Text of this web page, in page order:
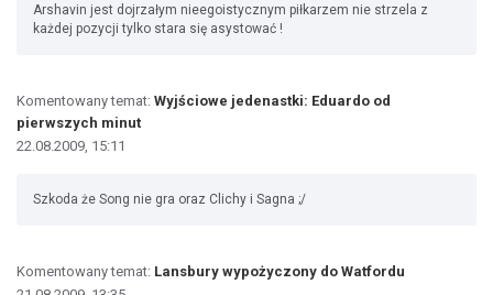
Arshavin jest dojrzałym nieegoistycznym piłkarzem nie strzela z
każdej pozycji tylko stara się asystować !
Komentowany temat: Wyjściowe jedenastki: Eduardo od
pierwszych minut
22.08.2009, 15:11
Szkoda że Song nie gra oraz Clichy i Sagna ;/
Komentowany temat: Lansbury wypożyczony do Watfordu